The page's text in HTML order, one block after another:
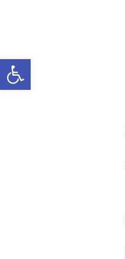
Open toolbar